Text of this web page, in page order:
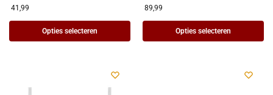
41,99
Opties selecteren
89,99
Opties selecteren